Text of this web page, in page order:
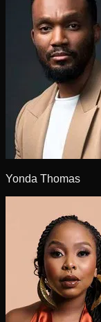
Yonda Thomas